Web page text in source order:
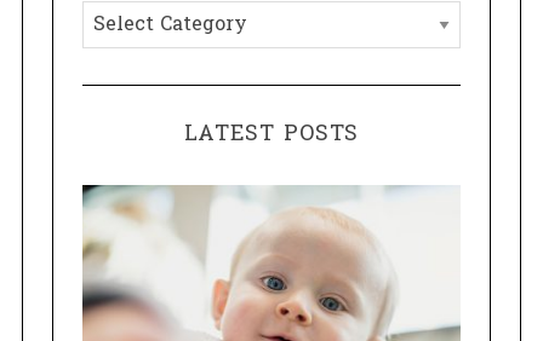
r
C
a
t
o
r
i
e
s
LATEST POSTS
S